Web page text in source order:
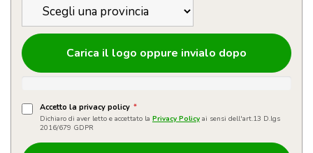
Carica il logo oppure invialo dopo
Accetto la privacy policy *
Dichiaro di aver letto e accettato la Privacy Policy ai sensi dell'art.13 D.lgs
2016/679 GDPR